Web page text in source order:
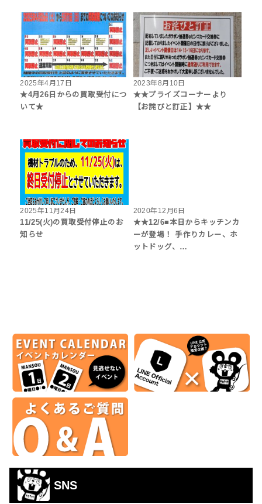
2025年4月17日
★4月26日からの買取受付につ
いて★
2023年8月10日
★★プライズコーナーより
【お詫びと訂正】★★
2025年11月24日
11/25(火)の買取受付停止のお
知らせ
2020年12月6日
★★12/6■本日からキッチンカ
ーが登場！ 手作りカレー、ホ
ットドッグ、…
SNS